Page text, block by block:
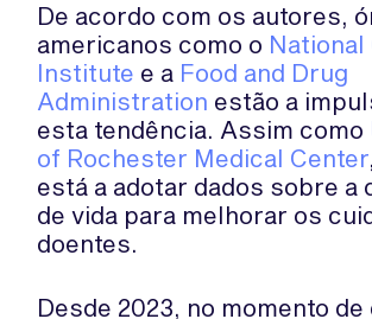
De acordo com os autores,
americanos como o National
Institute e a Food and Drug
Administration estão a
esta tendência. Assim como
of Rochester Medical Center
está a adotar dados sobre a
de vida para melhorar os
doentes.
Desde 2023, no momento